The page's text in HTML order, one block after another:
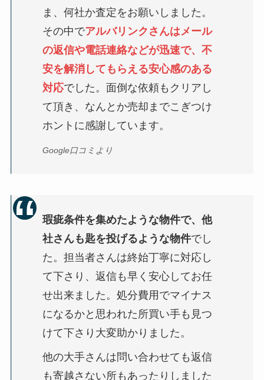
ま、何社か査定をお願いしました。
その中でアルバリンクさんはメール
の返信や電話連絡などが迅速で、不
安を解消してもらえる安心感のある
対応でした。面倒な依頼もクリアし
て頂き、なんとか売却までこぎつけ
ホントに感謝しています。
Google口コミより
瑕疵条件を集めたような物件で、他
社さんも匙を投げるような物件でし
た。担当者さんは終始丁寧に対応し
て下さり、返信も早く安心してお任
せ出来ました。処分費用でマイナス
になるかと思われた所買い手も見つ
けて下さり大変助かりました。
他の大手さんは問い合わせても返信
も寄越さない所もあったりしました